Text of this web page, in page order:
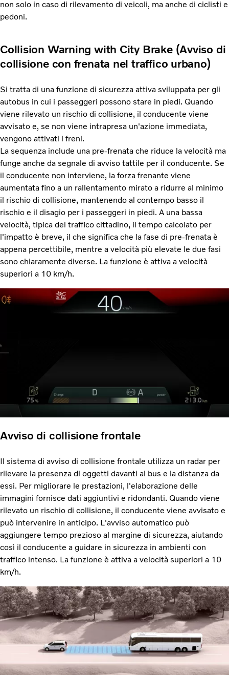
non solo in caso di rilevamento di veicoli, ma anche di ciclisti e
pedoni.
Collision Warning with City Brake (Avviso di
collisione con frenata nel traffico urbano)
Si tratta di una funzione di sicurezza attiva sviluppata per gli
autobus in cui i passeggeri possono stare in piedi. Quando
viene rilevato un rischio di collisione, il conducente viene
avvisato e, se non viene intrapresa un'azione immediata,
vengono attivati i freni.
La sequenza include una pre-frenata che riduce la velocità ma
funge anche da segnale di avviso tattile per il conducente. Se
il conducente non interviene, la forza frenante viene
aumentata fino a un rallentamento mirato a ridurre al minimo
il rischio di collisione, mantenendo al contempo basso il
rischio e il disagio per i passeggeri in piedi. A una bassa
velocità, tipica del traffico cittadino, il tempo calcolato per
l'impatto è breve, il che significa che la fase di pre-frenata è
appena percettibile, mentre a velocità più elevate le due fasi
sono chiaramente diverse. La funzione è attiva a velocità
superiori a 10 km/h.
Avviso di collisione frontale
Il sistema di avviso di collisione frontale utilizza un radar per
rilevare la presenza di oggetti davanti al bus e la distanza da
essi. Per migliorare le prestazioni, l'elaborazione delle
immagini fornisce dati aggiuntivi e ridondanti. Quando viene
rilevato un rischio di collisione, il conducente viene avvisato e
può intervenire in anticipo. L'avviso automatico può
aggiungere tempo prezioso al margine di sicurezza, aiutando
così il conducente a guidare in sicurezza in ambienti con
traffico intenso. La funzione è attiva a velocità superiori a 10
km/h.